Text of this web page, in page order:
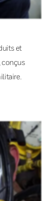
et
conçus